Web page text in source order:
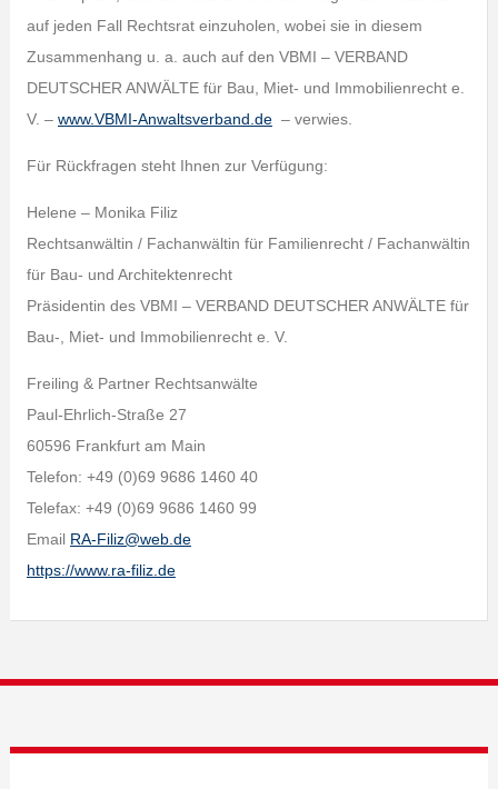
auf jeden Fall Rechtsrat einzuholen, wobei sie in diesem
Zusammenhang u. a. auch auf den VBMI – VERBAND
DEUTSCHER ANWÄLTE für Bau, Miet- und Immobilienrecht e.
V. – www.VBMI-Anwaltsverband.de– verwies.
Für Rückfragen steht Ihnen zur Verfügung:
Helene – Monika Filiz
Rechtsanwältin / Fachanwältin für Familienrecht / Fachanwältin
für Bau- und Architektenrecht
Präsidentin des VBMI – VERBAND DEUTSCHER ANWÄLTE für
Bau-, Miet- und Immobilienrecht e. V.
Freiling & Partner Rechtsanwälte
Paul-Ehrlich-Straße 27
60596 Frankfurt am Main
Telefon: +49 (0)69 9686 1460 40
Telefax: +49 (0)69 9686 1460 99
Email RA-Filiz@web.de
https://www.ra-filiz.de